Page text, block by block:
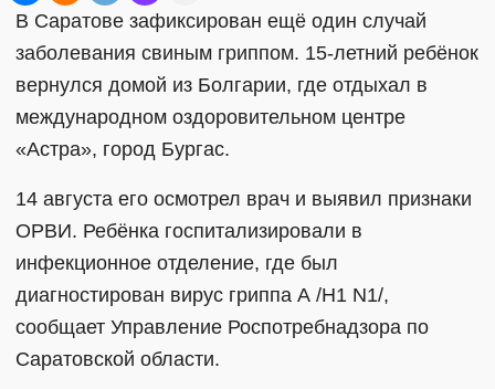
В Саратове зафиксирован ещё один случай
заболевания свиным гриппом. 15-летний ребёнок
вернулся домой из Болгарии, где отдыхал в
международном оздоровительном центре
«Астра», город Бургас.
14 августа его осмотрел врач и выявил признаки
ОРВИ. Ребёнка госпитализировали в
инфекционное отделение, где был
диагностирован вирус гриппа А /Н1 N1/,
сообщает Управление Роспотребнадзора по
Саратовской области.